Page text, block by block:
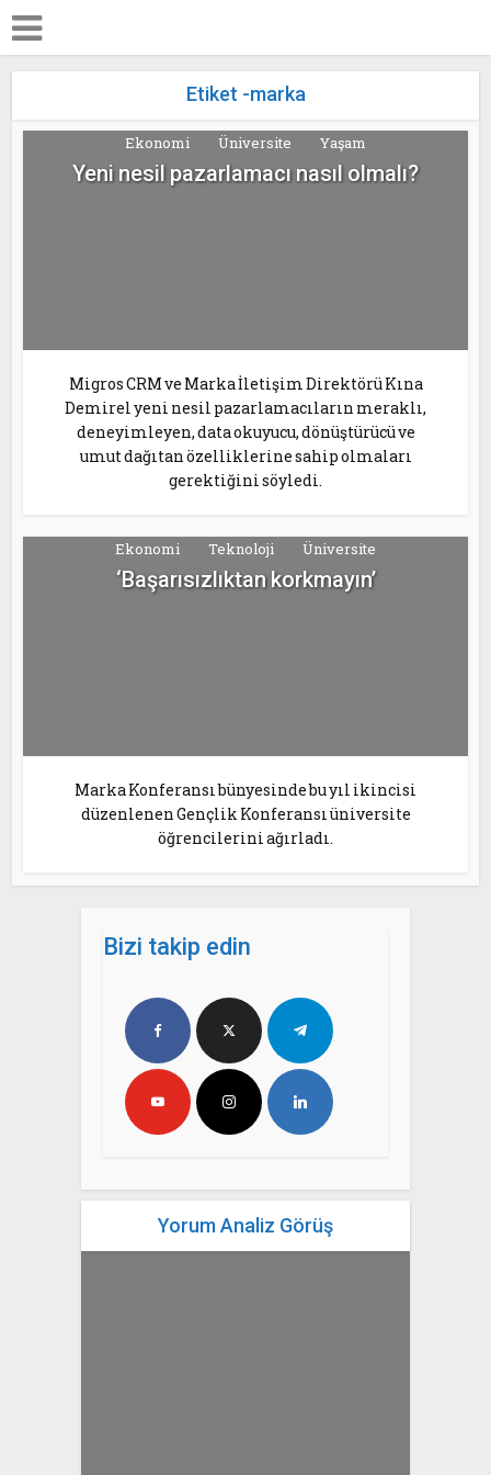
Etiket -marka
Ekonomi Üniversite Yaşam
Yeni nesil pazarlamacı nasıl olmalı?
Migros CRM ve Marka İletişim Direktörü Kına
Demirel yeni nesil pazarlamacıların meraklı,
deneyimleyen, data okuyucu, dönüştürücü ve
umut dağıtan özelliklerine sahip olmaları
gerektiğini söyledi.
Ekonomi Teknoloji Üniversite
‘Başarısızlıktan korkmayın’
Marka Konferansı bünyesinde bu yıl ikincisi
düzenlenen Gençlik Konferansı üniversite
öğrencilerini ağırladı.
Bizi takip edin
Yorum Analiz Görüş